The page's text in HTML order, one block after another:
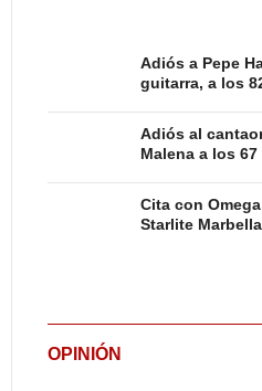
Adiós a Pepe
guitarra, a los
Adiós al
Malena a los
Cita con
Starlite Marbella
OPINIÓN